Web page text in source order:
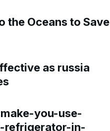
the Oceans to Save
as russia
you-use-
refrigerator-in-